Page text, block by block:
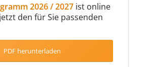
2026 / 2027 ist online
den für Sie passenden
PDF herunterladen